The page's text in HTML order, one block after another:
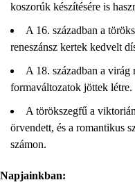
koszorúk készítésére is
A 16. században a
reneszánsz kertek kedvelt
A 18. században a virág
formaváltozatok jöttek létre.
A törökszegfű a
örvendett, és a romantikus
számon.
Napjainkban: